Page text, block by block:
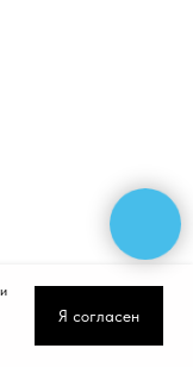
Я согласен